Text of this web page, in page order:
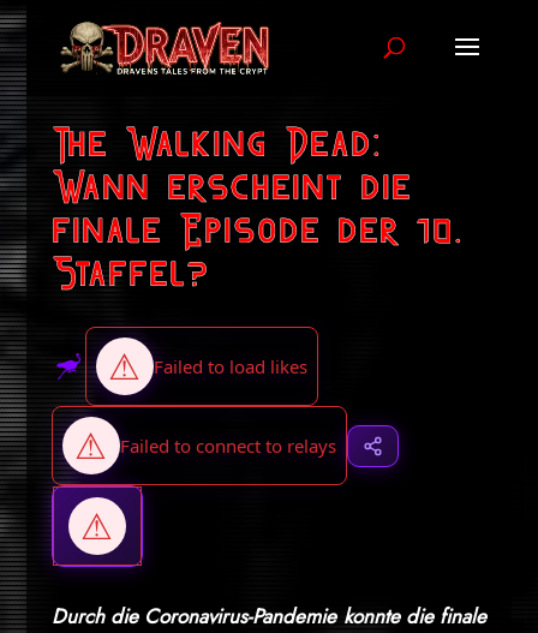
The Walking Dead:
Wann erscheint die
finale Episode der 10.
Staffel?
Durch die Coronavirus-Pandemie konnte die finale